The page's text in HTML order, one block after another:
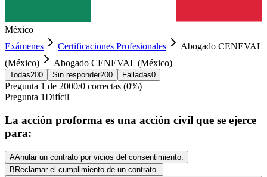
México
Exámenes
Certificaciones Profesionales
Abogado CENEVAL
(México)
Abogado CENEVAL (México)
Todas200 Sin responder200 Falladas0
Pregunta 1 de 2000/0 correctas (0%)
Pregunta 1Difícil
La acción proforma es una acción civil que se ejerce
para:
AAnular un contrato por vicios del consentimiento.
B Reclamar el cumplimiento de un contrato.